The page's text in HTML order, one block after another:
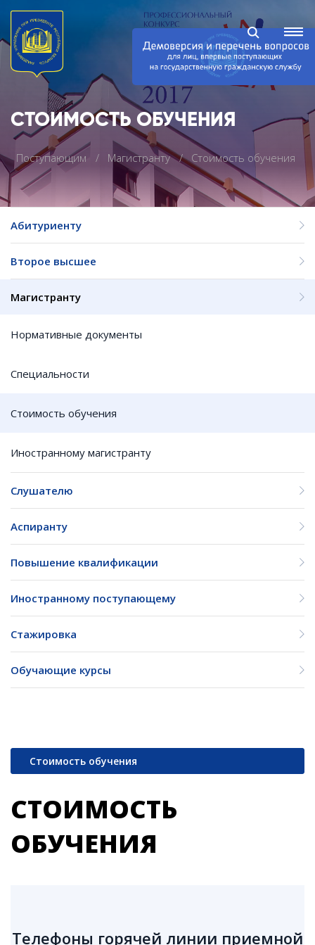
СТОИМОСТЬ ОБУЧЕНИЯ
Поступающим Магистранту Стоимость обучения
Абитуриенту
Второе высшее
Магистранту
Нормативные документы
Специальности
Стоимость обучения
Иностранному магистранту
Слушателю
Аспиранту
Повышение квалификации
Иностранному поступающему
Стажировка
Обучающие курсы
Стоимость обучения
СТОИМОСТЬ
ОБУЧЕНИЯ
Телефоны горячей линии приемной